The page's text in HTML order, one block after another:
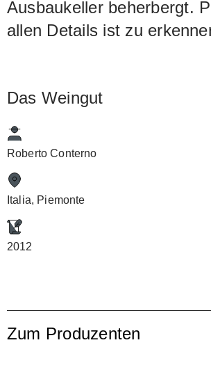
Ausbaukeller beherbergt.
allen Details ist zu
Das Weingut
Roberto Conterno
Italia, Piemonte
2012
Zum Produzenten